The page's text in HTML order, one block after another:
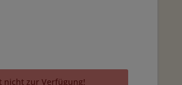
nicht zur Verfügung!